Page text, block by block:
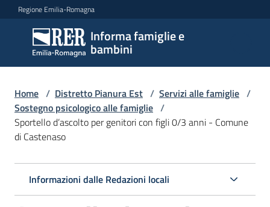
Vai al contenuto
Vai alla navigazione
Vai al footer
Regione Emilia-Romagna
Informa famiglie e
bambini
Informa
famiglie
e
bambini
Argomenti
Servizi
Home / Distretto Pianura Est / Servizi alle famiglie /
Sostegno psicologico alle famiglie /
Sportello d’ascolto per genitori con figli 0/3 anni - Comune
di Castenaso
Informazioni dalle Redazioni locali